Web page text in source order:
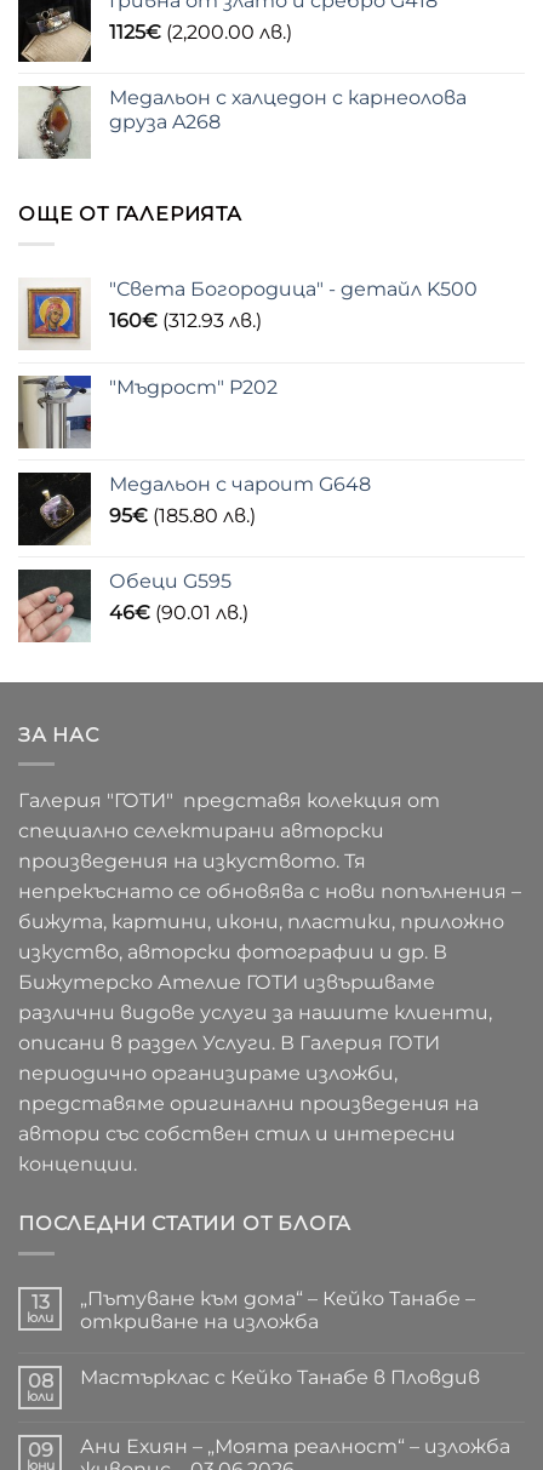
1125€ (2,200.00 лв.)
Медальон с халцедон с карнеолова
друза A268
ОЩЕ ОТ ГАЛЕРИЯТА
"Света Богородица" - детайл K500
160€ (312.93 лв.)
"Мъдрост" P202
Медальон с чароит G648
95€ (185.80 лв.)
Обеци G595
46€ (90.01 лв.)
ЗА НАС
Галерия "ГОТИ" представя колекция от
специално селектирани авторски
произведения на изкуството. Тя
непрекъснато се обновява с нови попълнения –
бижута, картини, икони, пластики, приложно
изкуство, авторски фотографии и др. В
Бижутерско Ателие ГОТИ извършваме
различни видове услуги за нашите клиенти,
описани в раздел Услуги. В Галерия ГОТИ
периодично организираме изложби,
представяме оригинални произведения на
автори със собствен стил и интересни
концепции.
ПОСЛЕДНИ СТАТИИ ОТ БЛОГА
13
юли
„Пътуване към дома“ – Кейко Танабе –
откриване на изложба
за
„Пътуване
Кейко
08
юли
Мастърклас с Кейко Танабе в Пловдив
Мастърклас
с
09
юни
Ани Ехиян – „Моята реалност“ – изложба